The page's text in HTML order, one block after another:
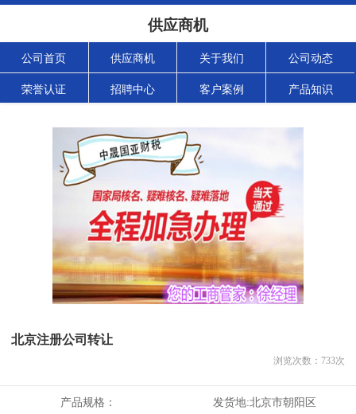
供应商机
公司首页 供应商机 关于我们 公司动态
荣誉认证 招聘中心 客户案例 产品知识
北京注册公司转让
浏览次数： 733次
产品规格： 发货地:北京市朝阳区